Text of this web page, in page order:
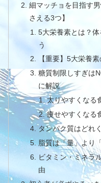
細マッチョを目指す
さえる3つ】
5大栄養素とは？
う
【重要】5大栄養
糖質制限しすぎは
に解説
太りやすくなる
痩せやすくなる
タンパク質はどれ
脂質は「量」より
ビタミン・ミネラ
由